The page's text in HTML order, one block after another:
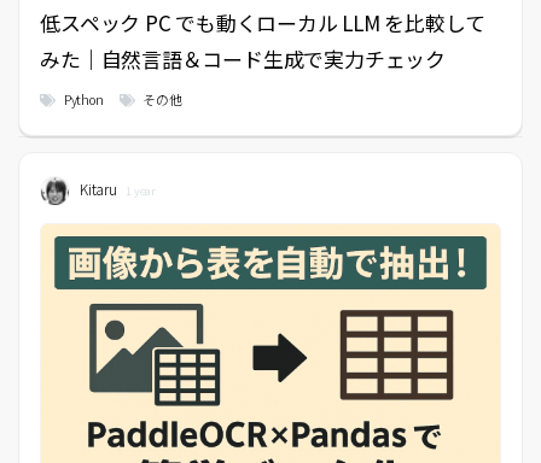
低スペック PC でも動くローカル LLM を比較して
みた｜自然言語＆コード生成で実力チェック
Python その他
Kitaru 1 year